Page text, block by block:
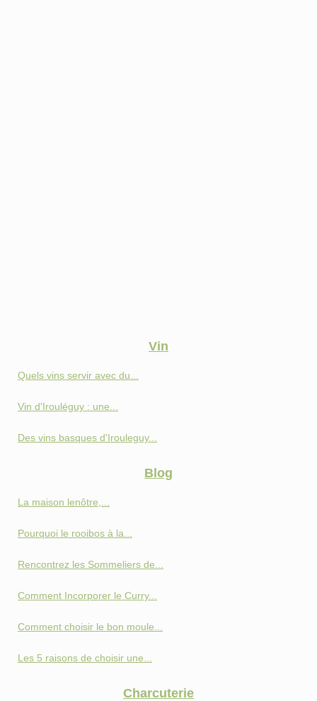
Vin
Quels vins servir avec du...
Vin d'Irouléguy : une...
Des vins basques d'Irouleguy...
Blog
La maison lenôtre,...
Pourquoi le rooibos à la...
Rencontrez les Sommeliers de...
Comment Incorporer le Curry...
Comment choisir le bon moule...
Les 5 raisons de choisir une...
Charcuterie